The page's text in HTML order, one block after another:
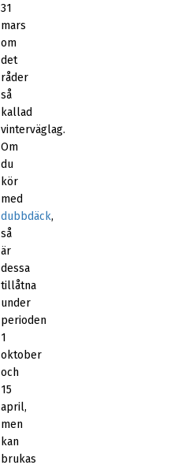
31
mars
om
det
råder
så
kallad
vinterväglag.
Om
du
kör
med
dubbdäck,
så
är
dessa
tillåtna
under
perioden
1
oktober
och
15
april,
men
kan
brukas